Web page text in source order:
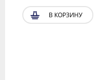
В КОРЗИНУ